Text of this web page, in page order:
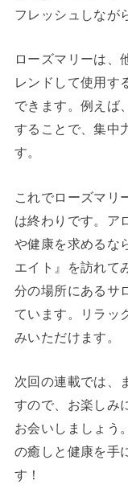
フレッシュしなが
ローズマリーは、
レンドして使用す
できます。例えば
することで、集中
す。
これでローズマリ
は終わりです。ア
や健康を求めるな
エイト』を訪れて
分の場所にあるサ
ています。リラッ
みいただけます。
次回の連載では、
すので、お楽しみ
お会いしましょう
の癒しと健康を手
す！